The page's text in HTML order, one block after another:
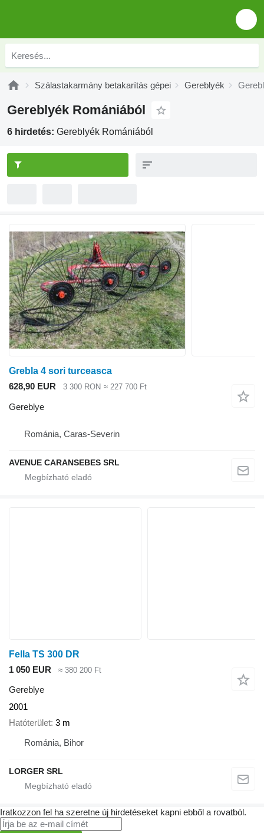
Szálastakarmány betakarítás gépei Gereblyék
Gereblyék Romániából
6 hirdetés: Gereblyék Romániából
Grebla 4 sori turceasca
628,90 EUR
3 300 RON ≈ 227 700 Ft
Gereblye
Románia, Caras-Severin
AVENUE CARANSEBES SRL
Fella TS 300 DR
1 050 EUR
≈ 380 200 Ft
Gereblye
2001
Hatóterület 3 m
Románia, Bihor
LORGER SRL
Iratkozzon fel ha szeretne új hirdetéseket kapni ebből a rovatból.